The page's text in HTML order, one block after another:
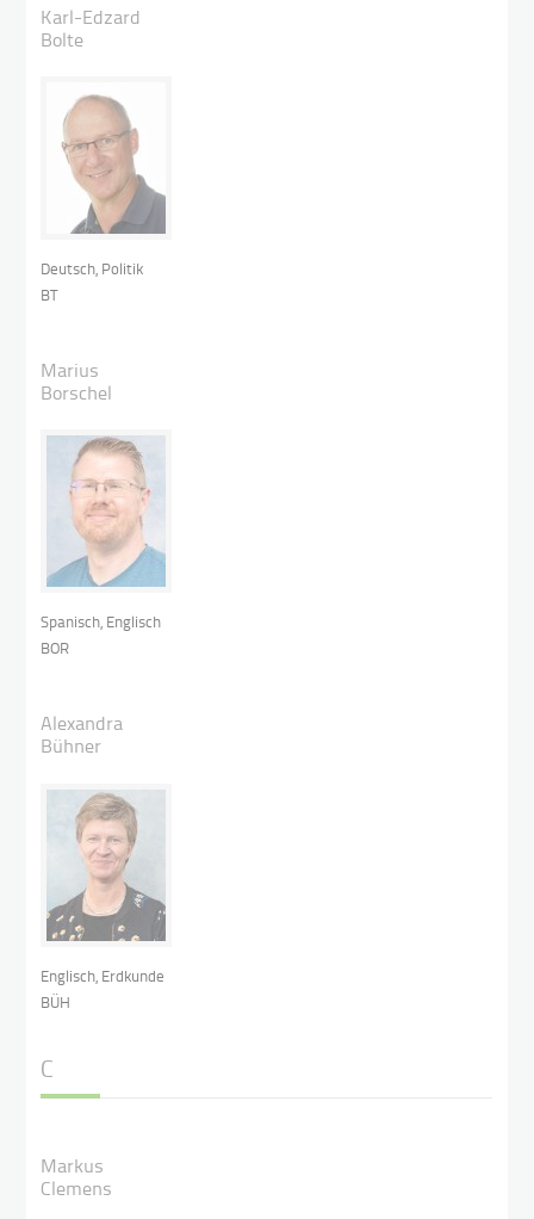
Karl-Edzard
Bolte
Deutsch, Politik
BT
Marius
Borschel
Spanisch, Englisch
BOR
Alexandra
Bühner
Englisch, Erdkunde
BÜH
C
Markus
Clemens